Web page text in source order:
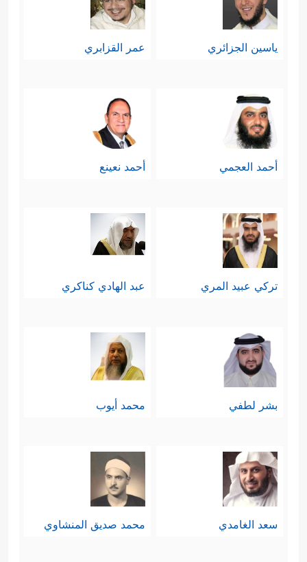
ياسين الجزائري عمر القزابري
أحمد العجمي أحمد نعينع
تركي عبيد المري عبد الهادي كناكري
بشر لطفي محمد أيوب
سعد الغامدي محمد صديق المنشاوي